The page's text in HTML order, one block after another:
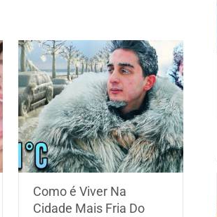
Como é Viver Na
Cidade Mais Fria Do